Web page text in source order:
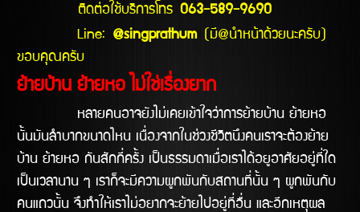
ติดต่อใช้บริการโทร 063-589-9690
Line: @singprathum (มี@นำหน้าด้วยนะครับ)
ขอบคุณครับ
ย้ายบ้าน ย้ายหอ ไม่ใช่เรื่องยาก
หลายคนอาจยังไม่เคยเข้าใจว่าการย้ายบ้าน ย้ายหอ
นั้นมันลำบากขนาดไหน เนื่องจากในช่วงชีวิตนึงคนเราจะต้องย้าย
บ้าน ย้ายหอ กันสักกี่ครั้ง เป็นธรรมดาเมื่อเราได้อยูอาศัยอยู่ที่ใด
เป็นเวลานาน ๆ เราก็จะมีความผูกพันกับสถานที่นั้น ๆ ผูกพันกับ
คนแถวนั้น จึงทำให้เราไม่อยากจะย้ายไปอยู่ที่อื่น และอีกเหตุผล